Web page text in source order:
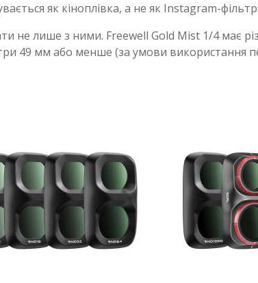
як кіноплівка, а не як Instagram-фільтр.
не лише з ними. Freewell Gold Mist 1/4 має
49 мм або менше (за умови використання